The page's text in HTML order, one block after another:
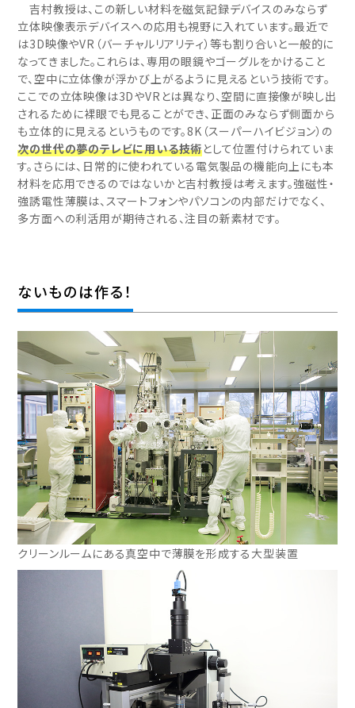
吉村教授は、この新しい材料を磁気記録デバイスのみならず
立体映像表示デバイスへの応用も視野に入れています。最近で
は3D映像やVR（バーチャルリアリティ）等も割り合いと一般的に
なってきました。これらは、専用の眼鏡やゴーグルをかけること
で、空中に立体像が浮かび上がるように見えるという技術です。
ここでの立体映像は3DやVRとは異なり、空間に直接像が映し出
されるために裸眼でも見ることができ、正面のみならず側面から
も立体的に見えるというものです。8K（スーパーハイビジョン）の
次の世代の夢のテレビに用いる技術として位置付けられていま
す。さらには、日常的に使われている電気製品の機能向上にも本
材料を応用できるのではないかと吉村教授は考えます。強磁性・
強誘電性薄膜は、スマートフォンやパソコンの内部だけでなく、
多方面への利活用が期待される、注目の新素材です。
ないものは作る！
クリーンルームにある真空中で薄膜を形成する大型装置